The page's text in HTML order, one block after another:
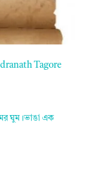
Tagore
ঘুম।ভাঙা এক